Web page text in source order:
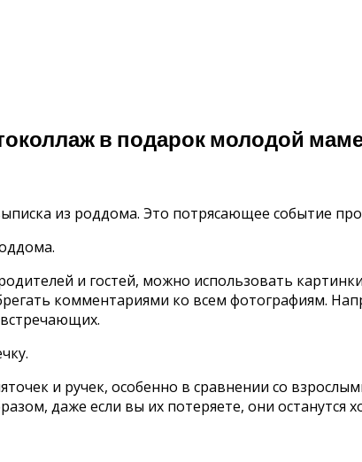
в подарок молодой
из роддома. Это потрясающее событие
и гостей, можно использовать
комментариями ко всем фотографиям.
и ручек, особенно в сравнении со
даже если вы их потеряете, они останутся